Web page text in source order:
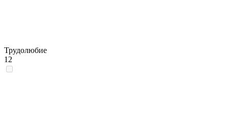
Трудолюбие
12